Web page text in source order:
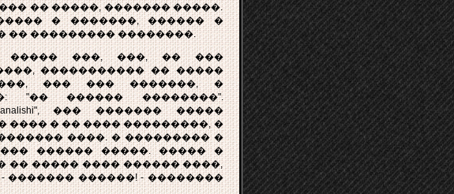
�� �����, ������� �����.
� �������, ������ �
�� ��������� ��������.
����� ���, ���, �� ���
����������� �� �����
��� ��� �������, �
"�� ������ ��������".
��� ������� �����
���� � �� ���� ���������, �
����. � ��������� �
������ �����. ����� �
� � �� ����� ���� ������ ����,
������� ������! - ��������